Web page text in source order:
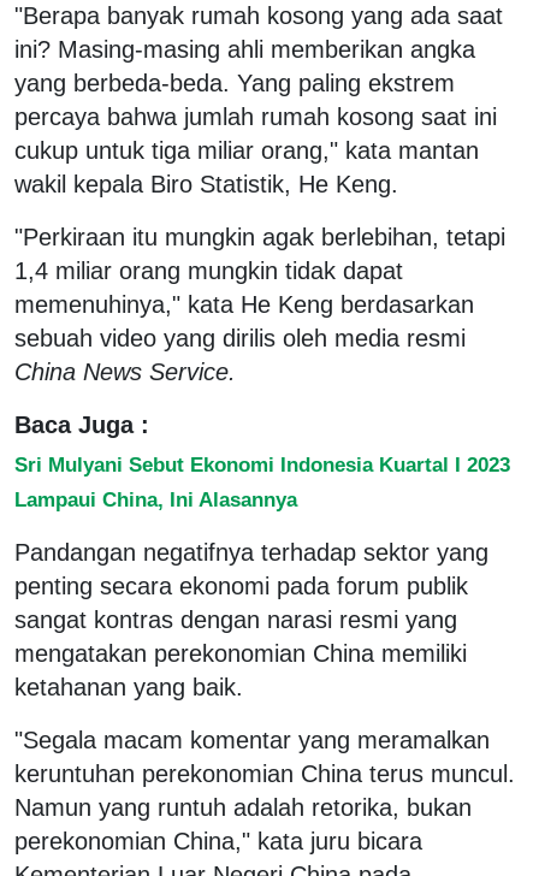
"Berapa banyak rumah kosong yang ada saat
ini? Masing-masing ahli memberikan angka
yang berbeda-beda. Yang paling ekstrem
percaya bahwa jumlah rumah kosong saat ini
cukup untuk tiga miliar orang," kata mantan
wakil kepala Biro Statistik, He Keng.
"Perkiraan itu mungkin agak berlebihan, tetapi
1,4 miliar orang mungkin tidak dapat
memenuhinya," kata He Keng berdasarkan
sebuah video yang dirilis oleh media resmi
China News Service.
Baca Juga :
Sri Mulyani Sebut Ekonomi Indonesia Kuartal I 2023
Lampaui China, Ini Alasannya
Pandangan negatifnya terhadap sektor yang
penting secara ekonomi pada forum publik
sangat kontras dengan narasi resmi yang
mengatakan perekonomian China memiliki
ketahanan yang baik.
"Segala macam komentar yang meramalkan
keruntuhan perekonomian China terus muncul.
Namun yang runtuh adalah retorika, bukan
perekonomian China," kata juru bicara